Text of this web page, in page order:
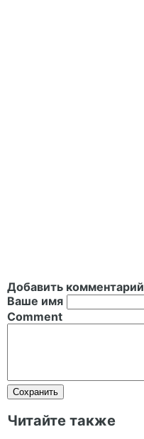
Добавить комментарий
Ваше имя
Comment
Читайте также